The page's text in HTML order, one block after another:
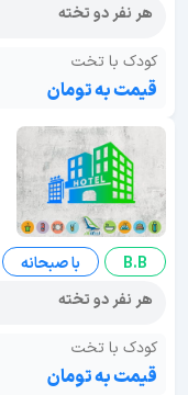
هر نفر دو تخته
کودک با تخت
قیمت به تومان
B.B
با صبحانه
هر نفر دو تخته
کودک با تخت
قیمت به تومان